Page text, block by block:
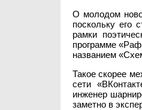
О молодом
поскольку его
рамки
программе
названием
Такое скорее
сети
инженер
заметно в